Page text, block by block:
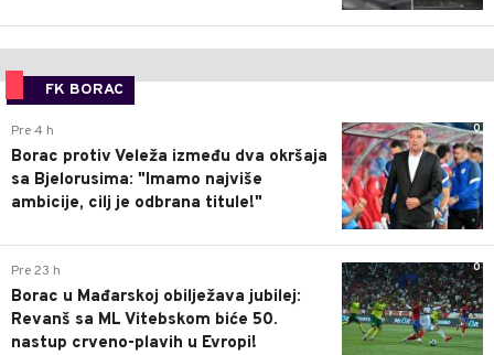
FK BORAC
0
Pre 4 h
Borac protiv Veleža između dva okršaja
sa Bjelorusima: "Imamo najviše
ambicije, cilj je odbrana titule!"
0
Pre 23 h
Borac u Mađarskoj obilježava jubilej:
Revanš sa ML Vitebskom biće 50.
nastup crveno-plavih u Evropi!